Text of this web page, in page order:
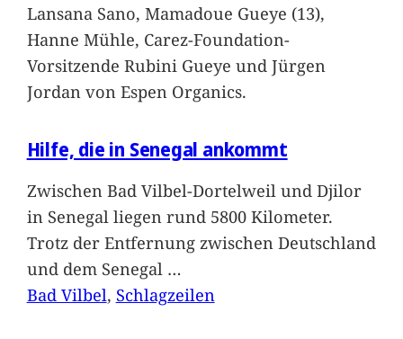
Lansana Sano, Mamadoue Gueye (13),
Hanne Mühle, Carez-Foundation-
Vorsitzende Rubini Gueye und Jürgen
Jordan von Espen Organics.
Hilfe, die in Senegal ankommt
Zwischen Bad Vilbel-Dortelweil und Djilor
in Senegal liegen rund 5800 Kilometer.
Trotz der Entfernung zwischen Deutschland
und dem Senegal …
Bad Vilbel, Schlagzeilen